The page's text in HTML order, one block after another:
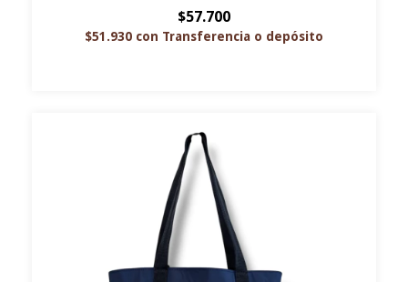
$57.700
$51.930 con Transferencia o depósito